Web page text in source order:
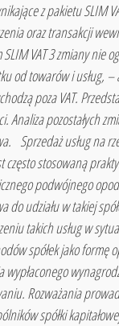
z pakietu SLIM
oraz transakcji
VAT 3 zmiany nie
od towarów i usług, –
poza VAT.
Analiza pozostałych
Sprzedaż usług na
często stosowaną
podwójnego
do udziału w takiej
takich usług w
spółek jako formę
Rozważania
spółki